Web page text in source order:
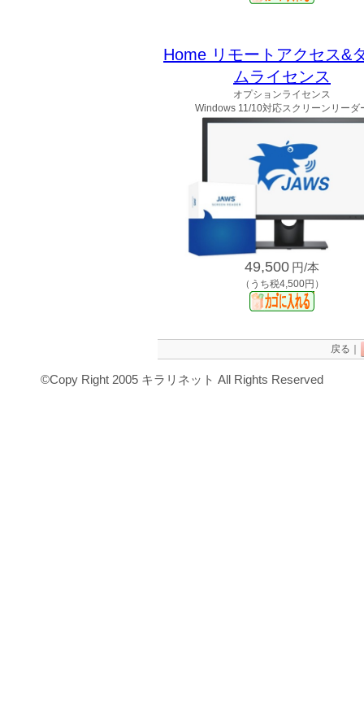
Home リモートアクセス&
ムライセンス
オプションライセンス
Windows 11/10対応スクリーンリーダ
49,500 円/本
（うち税4,500円）
戻る｜
©Copy Right 2005 キラリネット All Rights Reserved